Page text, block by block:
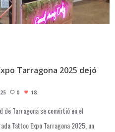
Tarragona 2025 dejó
0 18
de Tarragona se convirtió en el
Tattoo Expo Tarragona 2025, un